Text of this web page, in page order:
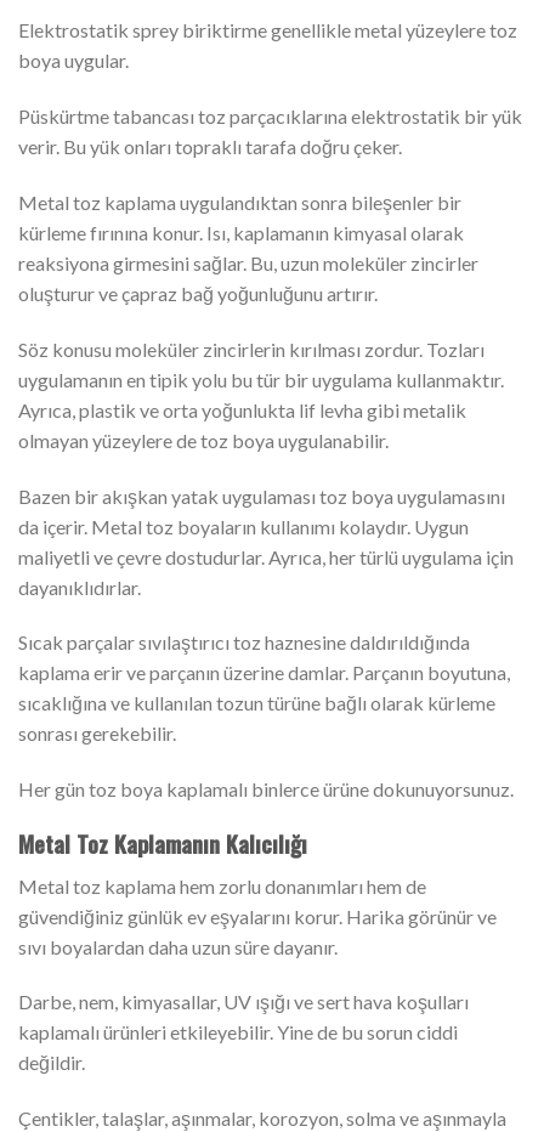
Elektrostatik sprey biriktirme genellikle metal yüzeylere toz
boya uygular.
Püskürtme tabancası toz parçacıklarına elektrostatik bir yük
verir. Bu yük onları topraklı tarafa doğru çeker.
Metal toz kaplama uygulandıktan sonra bileşenler bir
kürleme fırınına konur. Isı, kaplamanın kimyasal olarak
reaksiyona girmesini sağlar. Bu, uzun moleküler zincirler
oluşturur ve çapraz bağ yoğunluğunu artırır.
Söz konusu moleküler zincirlerin kırılması zordur. Tozları
uygulamanın en tipik yolu bu tür bir uygulama kullanmaktır.
Ayrıca, plastik ve orta yoğunlukta lif levha gibi metalik
olmayan yüzeylere de toz boya uygulanabilir.
Bazen bir akışkan yatak uygulaması toz boya uygulamasını
da içerir. Metal toz boyaların kullanımı kolaydır. Uygun
maliyetli ve çevre dostudurlar. Ayrıca, her türlü uygulama için
dayanıklıdırlar.
Sıcak parçalar sıvılaştırıcı toz haznesine daldırıldığında
kaplama erir ve parçanın üzerine damlar. Parçanın boyutuna,
sıcaklığına ve kullanılan tozun türüne bağlı olarak kürleme
sonrası gerekebilir.
Her gün toz boya kaplamalı binlerce ürüne dokunuyorsunuz.
Metal Toz Kaplamanın Kalıcılığı
Metal toz kaplama hem zorlu donanımları hem de
güvendiğiniz günlük ev eşyalarını korur. Harika görünür ve
sıvı boyalardan daha uzun süre dayanır.
Darbe, nem, kimyasallar, UV ışığı ve sert hava koşulları
kaplamalı ürünleri etkileyebilir. Yine de bu sorun ciddi
değildir.
Çentikler, talaşlar, aşınmalar, korozyon, solma ve aşınmayla